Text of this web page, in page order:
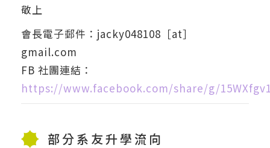
敬上
會長電子郵件：jacky048108［at］
gmail.com
FB 社團連結：
https://www.facebook.com/share/g/
部分系友升學流向